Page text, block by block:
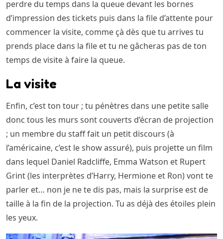
perdre du temps dans la queue devant les bornes
d’impression des tickets puis dans la file d’attente pour
commencer la visite, comme çà dès que tu arrives tu
prends place dans la file et tu ne gâcheras pas de ton
temps de visite à faire la queue.
La visite
Enfin, c’est ton tour ; tu pénètres dans une petite salle
donc tous les murs sont couverts d’écran de projection
; un membre du staff fait un petit discours (à
l’américaine, c’est le show assuré), puis projette un film
dans lequel Daniel Radcliffe, Emma Watson et Rupert
Grint (les interprètes d’Harry, Hermione et Ron) vont te
parler et… non je ne te dis pas, mais la surprise est de
taille à la fin de la projection. Tu as déjà des étoiles plein
les yeux.